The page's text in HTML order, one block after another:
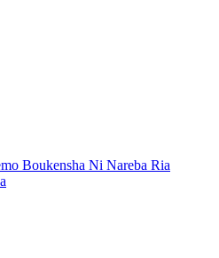
Boukensha Ni Nareba Ria